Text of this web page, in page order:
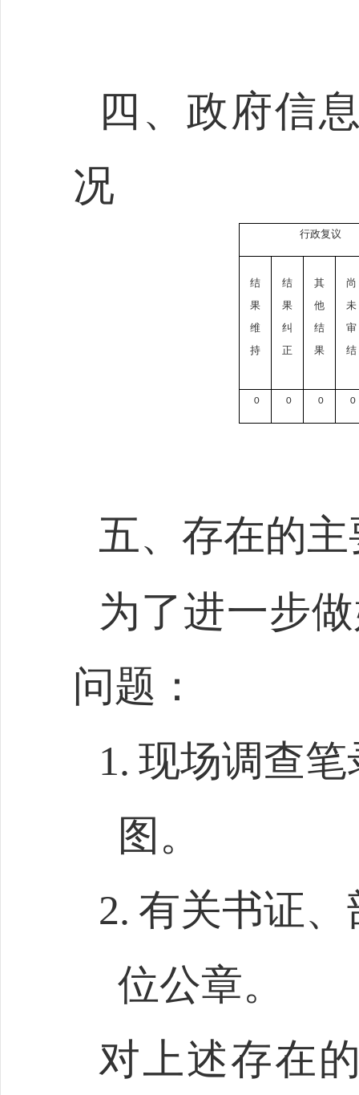
四、政府信
况
行政复议
结
果
维
持
结
果
纠
正
其
他
结
果
尚
未
审
结
0 0 0 0
五、存在的
为了进一步
问题：
1. 现场调查
图。
2. 有关书证
位公章。
对上述存在